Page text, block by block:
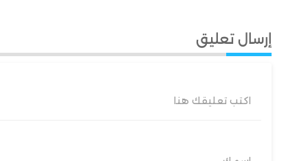
إرسال تعليق
اكتب تعليقك هنا